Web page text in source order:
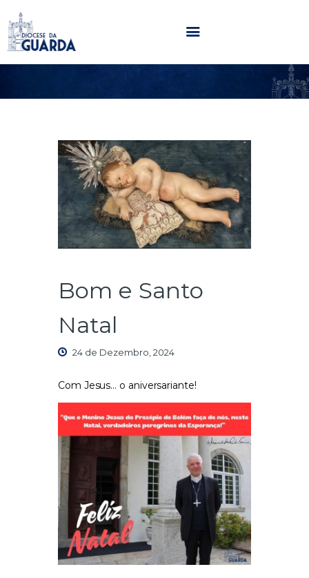
HOME
PARÓQUIAS
NOTÍCIAS
AGENDA
MULTIMÉDIA
SENTIR COM A IGREJA
Bom e Santo
Natal
24 de Dezembro, 2024
Com Jesus… o aniversariante!